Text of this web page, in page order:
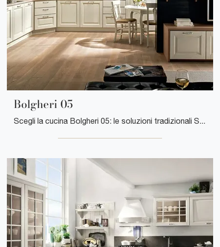
Bolgheri 05
Scegli la cucina Bolgheri 05: le soluzioni tradizionali Stosa in legno sono garanzia di qualità, stile e design.